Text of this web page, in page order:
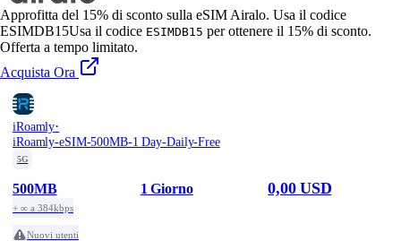
Approfitta del 15% di sconto sulla eSIM Airalo. Usa il codice
ESIMDB15Usa il codice ESIMDB15 per ottenere il 15% di sconto.
Offerta a tempo limitato.
Acquista Ora
iRoamly·
iRoamly-eSIM-500MB-1 Day-Daily-Free
5G
500MB
+ ∞ a 384kbps
1 Giorno 0,00 USD
Nuovi utenti